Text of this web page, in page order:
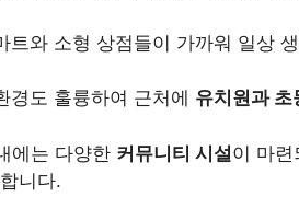
트와 소형 상점들이 가까워 일상
경도 훌륭하여 근처에 유치원과 초
에는 다양한 커뮤니티 시설이 마
니다.